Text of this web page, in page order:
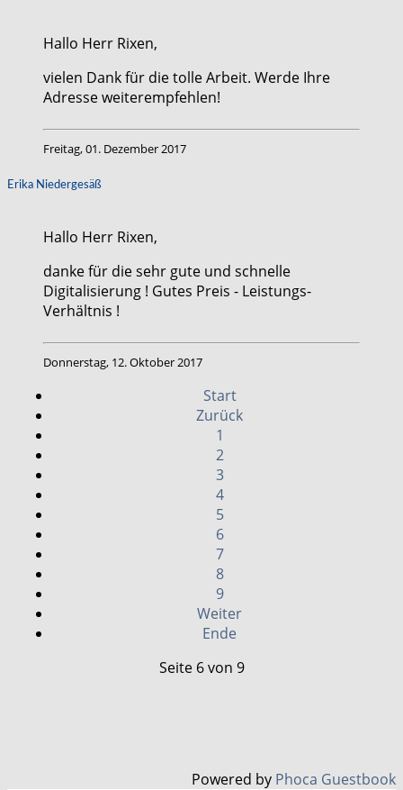
Hallo Herr Rixen,
vielen Dank für die tolle Arbeit. Werde Ihre
Adresse weiterempfehlen!
Freitag, 01. Dezember 2017
Erika Niedergesäß
Hallo Herr Rixen,
danke für die sehr gute und schnelle
Digitalisierung ! Gutes Preis - Leistungs-
Verhältnis !
Donnerstag, 12. Oktober 2017
Start
Zurück
1
2
3
4
5
6
7
8
9
Weiter
Ende
Seite 6 von 9
Powered by Phoca Guestbook